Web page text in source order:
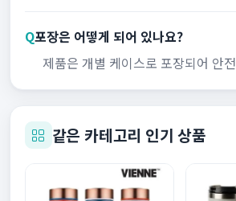
Q포장은 어떻게 되어 있나요?
제품은 개별 케이스로 포장되어 안
같은 카테고리 인기 상품